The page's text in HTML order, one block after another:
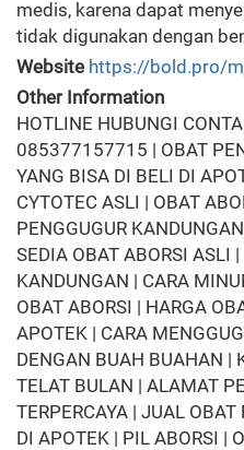
medis, karena dapat
tidak digunakan dengan
Website https://bold.pro/
Other Information
HOTLINE HUBUNGI
085377157715 | OBAT
YANG BISA DI BELI DI
CYTOTEC ASLI | OBAT
PENGGUGUR
SEDIA OBAT ABORSI ASLI
KANDUNGAN | CARA
OBAT ABORSI | HARGA
APOTEK | CARA
DENGAN BUAH BUAHAN |
TELAT BULAN | ALAMAT
TERPERCAYA | JUAL
DI APOTEK | PIL ABORSI |